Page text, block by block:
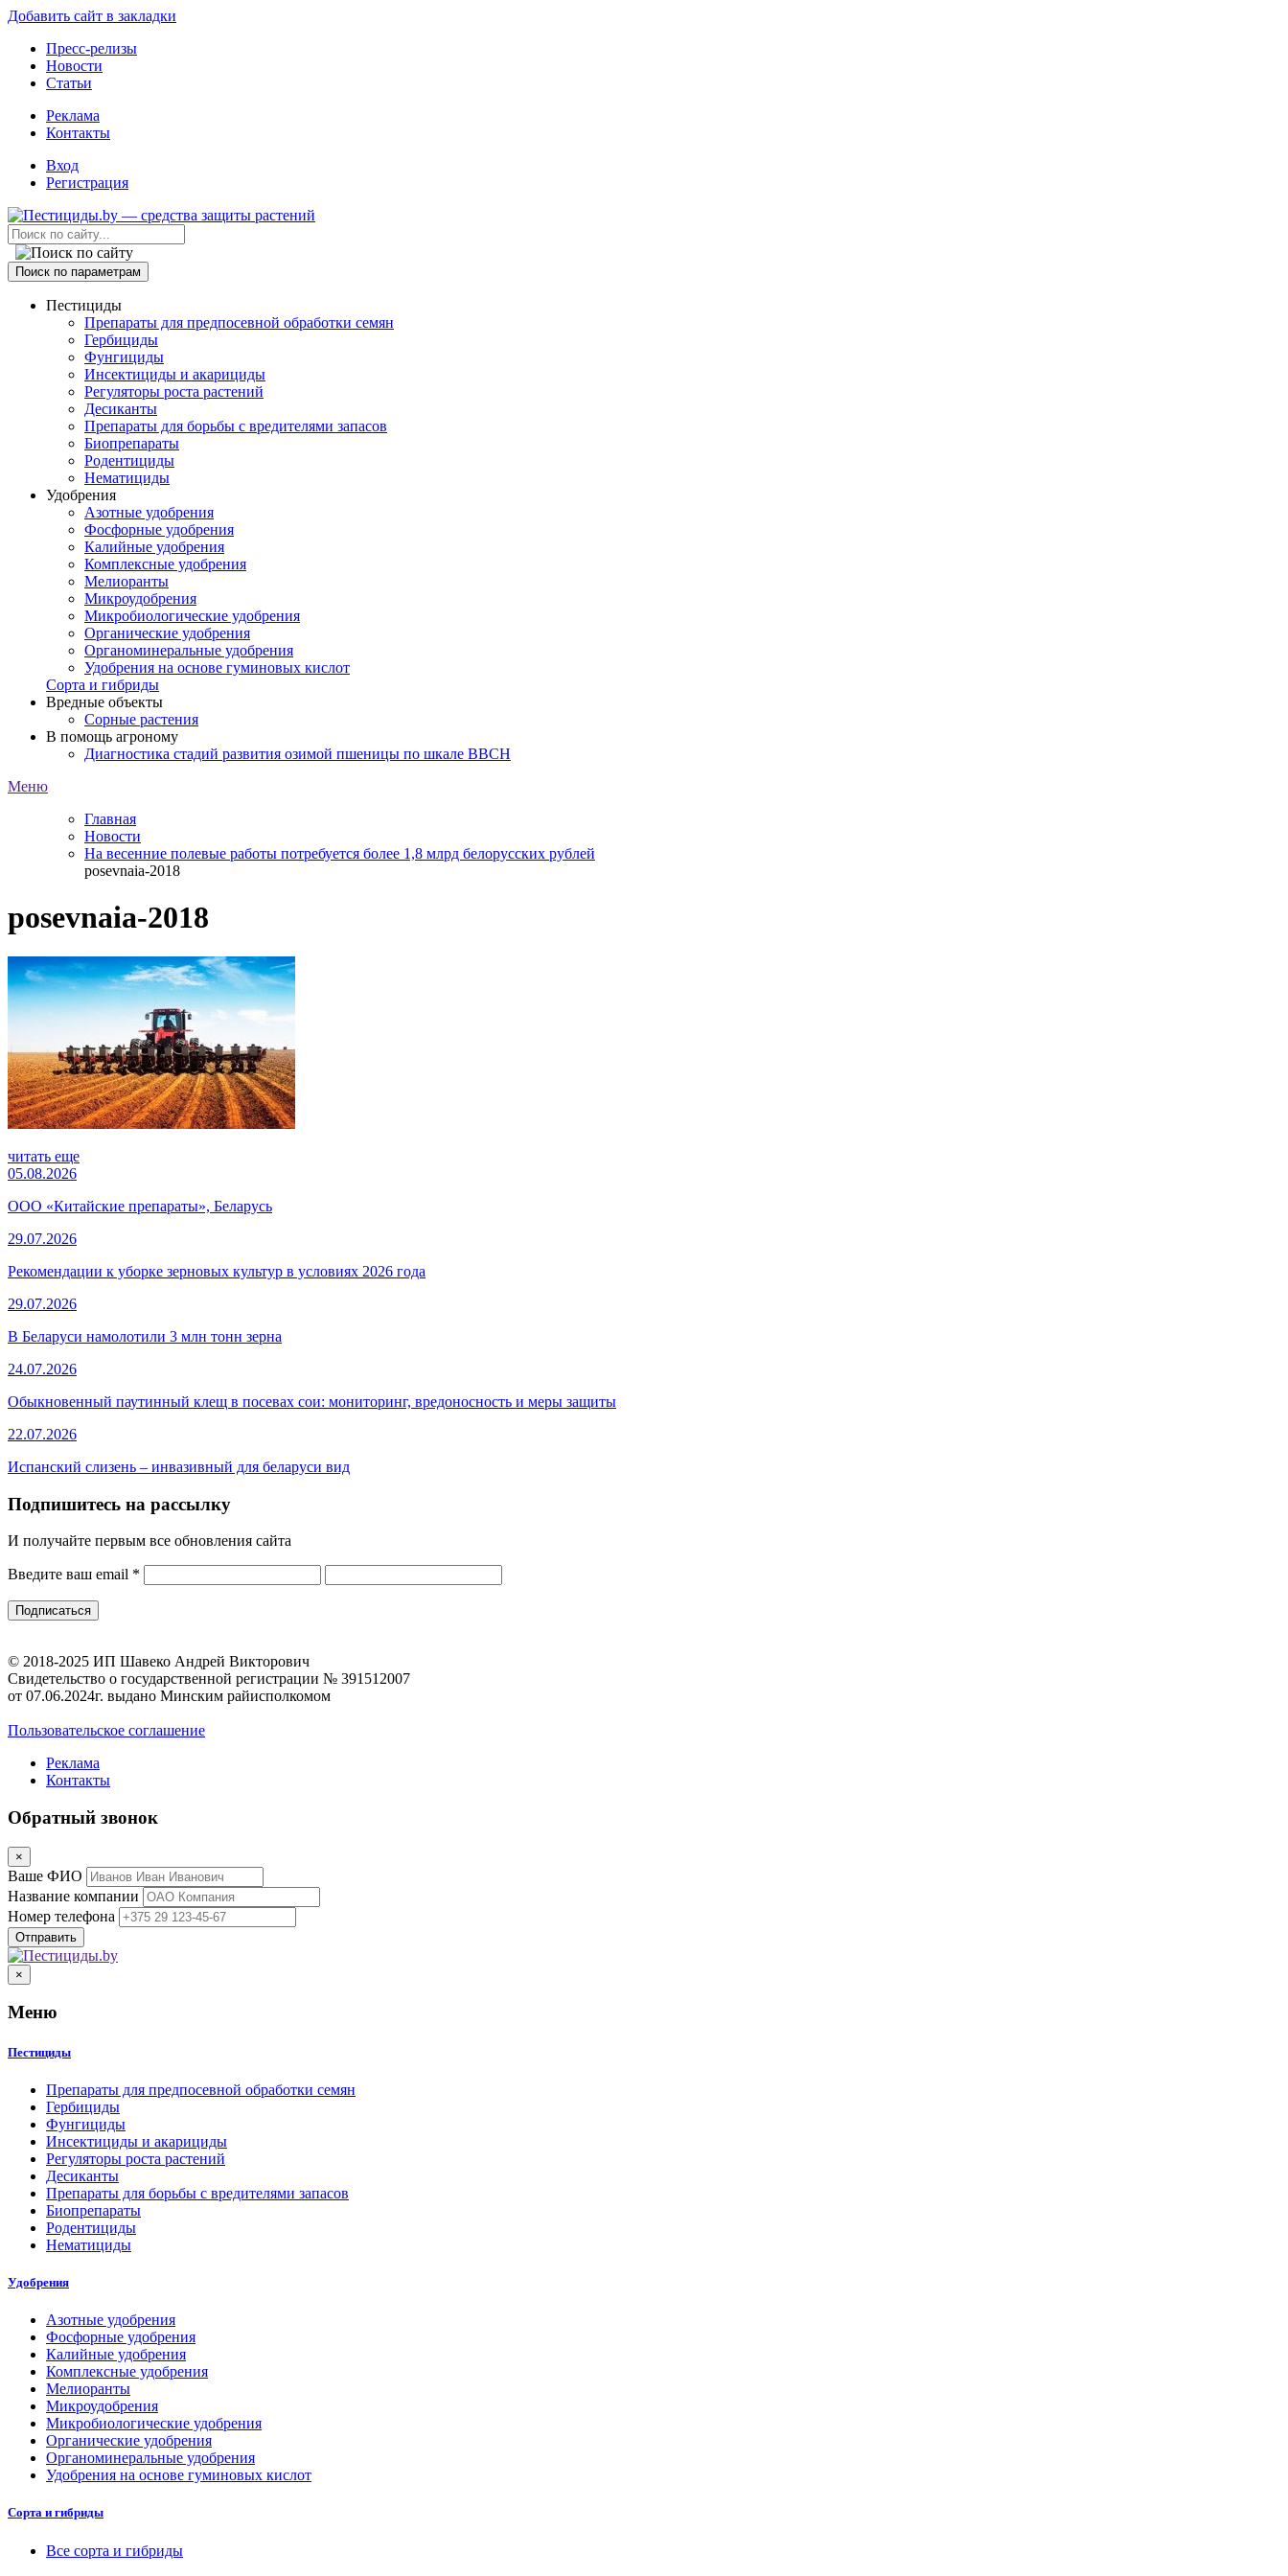
Добавить сайт в закладки
Пресс-релизы
Новости
Статьи
Реклама
Контакты
Вход
Регистрация
Поиск по параметрам
Пестициды
Препараты для предпосевной обработки семян
Гербициды
Фунгициды
Инсектициды и акарициды
Регуляторы роста растений
Десиканты
Препараты для борьбы с вредителями запасов
Биопрепараты
Родентициды
Нематициды
Удобрения
Азотные удобрения
Фосфорные удобрения
Калийные удобрения
Комплексные удобрения
Мелиоранты
Микроудобрения
Микробиологические удобрения
Органические удобрения
Органоминеральные удобрения
Удобрения на основе гуминовых кислот
Сорта и гибриды
Вредные объекты
Сорные растения
В помощь агроному
Диагностика стадий развития озимой пшеницы по шкале ВВСН
Меню
Главная
Новости
На весенние полевые работы потребуется более 1,8 млрд белорусских рублей
posevnaia-2018
posevnaia-2018
читать еще
05.08.2026
ООО «Китайские препараты», Беларусь
29.07.2026
Рекомендации к уборке зерновых культур в условиях 2026 года
29.07.2026
В Беларуси намолотили 3 млн тонн зерна
24.07.2026
Обыкновенный паутинный клещ в посевах сои: мониторинг, вредоносность и меры защиты
22.07.2026
Испанский слизень – инвазивный для беларуси вид
Подпишитесь на рассылку
И получайте первым все обновления сайта
Введите ваш email *
© 2018-2025 ИП Шавеко Андрей Викторович
Свидетельство о государственной регистрации № 391512007
от 07.06.2024г. выдано Минским райисполкомом
Пользовательское соглашение
Реклама
Контакты
Обратный звонок
×
Ваше ФИО
Название компании
Номер телефона
×
Меню
Пестициды
Препараты для предпосевной обработки семян
Гербициды
Фунгициды
Инсектициды и акарициды
Регуляторы роста растений
Десиканты
Препараты для борьбы с вредителями запасов
Биопрепараты
Родентициды
Нематициды
Удобрения
Азотные удобрения
Фосфорные удобрения
Калийные удобрения
Комплексные удобрения
Мелиоранты
Микроудобрения
Микробиологические удобрения
Органические удобрения
Органоминеральные удобрения
Удобрения на основе гуминовых кислот
Сорта и гибриды
Все сорта и гибриды